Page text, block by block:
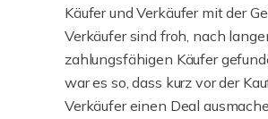
Käufer und Verkäufer mit der
Verkäufer sind froh, nach
zahlungsfähigen Käufer
war es so, dass kurz vor der
Verkäufer einen Deal